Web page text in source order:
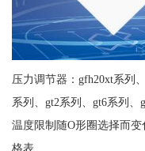
压力调节器：gfh20xt系列
系列、gt2系列、gt6系列、
温度限制随O形圈选择而
格表